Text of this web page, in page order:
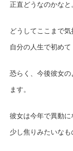
正直どうなのかなと
どうしてここまで気
自分の人生で初め
恐らく、今後彼女
ます。
彼女は今年で異動に
少し焦りみたいなも